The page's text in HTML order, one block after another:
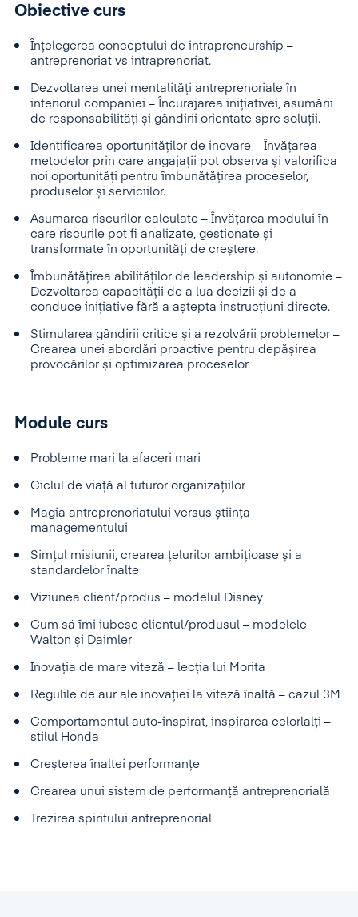
Obiective curs
Înțelegerea conceptului de intrapreneurship –
antreprenoriat vs intraprenoriat.
Dezvoltarea unei mentalități antreprenoriale în
interiorul companiei – Încurajarea inițiativei, asumării
de responsabilități și gândirii orientate spre soluții.
Identificarea oportunităților de inovare – Învățarea
metodelor prin care angajații pot observa și valorifica
noi oportunități pentru îmbunătățirea proceselor,
produselor și serviciilor.
Asumarea riscurilor calculate – Învățarea modului în
care riscurile pot fi analizate, gestionate și
transformate în oportunități de creștere.
Îmbunătățirea abilităților de leadership și autonomie –
Dezvoltarea capacității de a lua decizii și de a
conduce inițiative fără a aștepta instrucțiuni directe.
Stimularea gândirii critice și a rezolvării problemelor –
Crearea unei abordări proactive pentru depășirea
provocărilor și optimizarea proceselor.
Module curs
Probleme mari la afaceri mari
Ciclul de viață al tuturor organizațiilor
Magia antreprenoriatului versus știința
managementului
Simțul misiunii, crearea țelurilor ambițioase și a
standardelor înalte
Viziunea client/produs – modelul Disney
Cum să îmi iubesc clientul/produsul – modelele
Walton și Daimler
Inovația de mare viteză – lecția lui Morita
Regulile de aur ale inovației la viteză înaltă – cazul 3M
Comportamentul auto-inspirat, inspirarea celorlalți –
stilul Honda
Creșterea înaltei performanțe
Crearea unui sistem de performanță antreprenorială
Trezirea spiritului antreprenorial